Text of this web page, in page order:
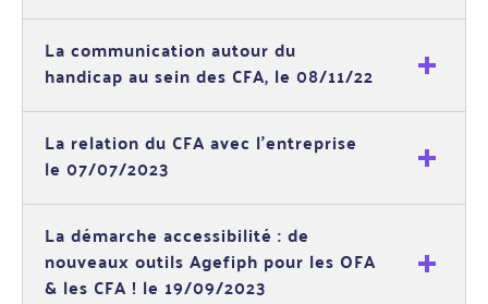
La communication autour du
handicap au sein des CFA, le 08/11/22
La relation du CFA avec l'entreprise
le 07/07/2023
La démarche accessibilité : de
nouveaux outils Agefiph pour les OFA
& les CFA ! le 19/09/2023